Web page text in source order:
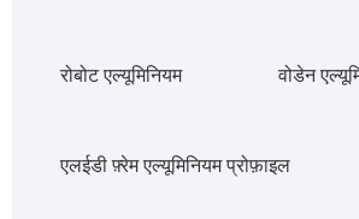
रोबोट एल्यूमिनियम वोडेन
एलईडी फ़्रेम एल्यूमिनियम प्रोफ़ाइल